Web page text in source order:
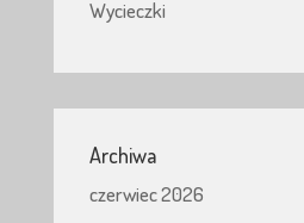
Wycieczki
Archiwa
czerwiec 2026